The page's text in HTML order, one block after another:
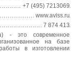
+7 (495) 7213069
www.aviss.ru
7 874 413
- это современное
на базе
в изготовлении